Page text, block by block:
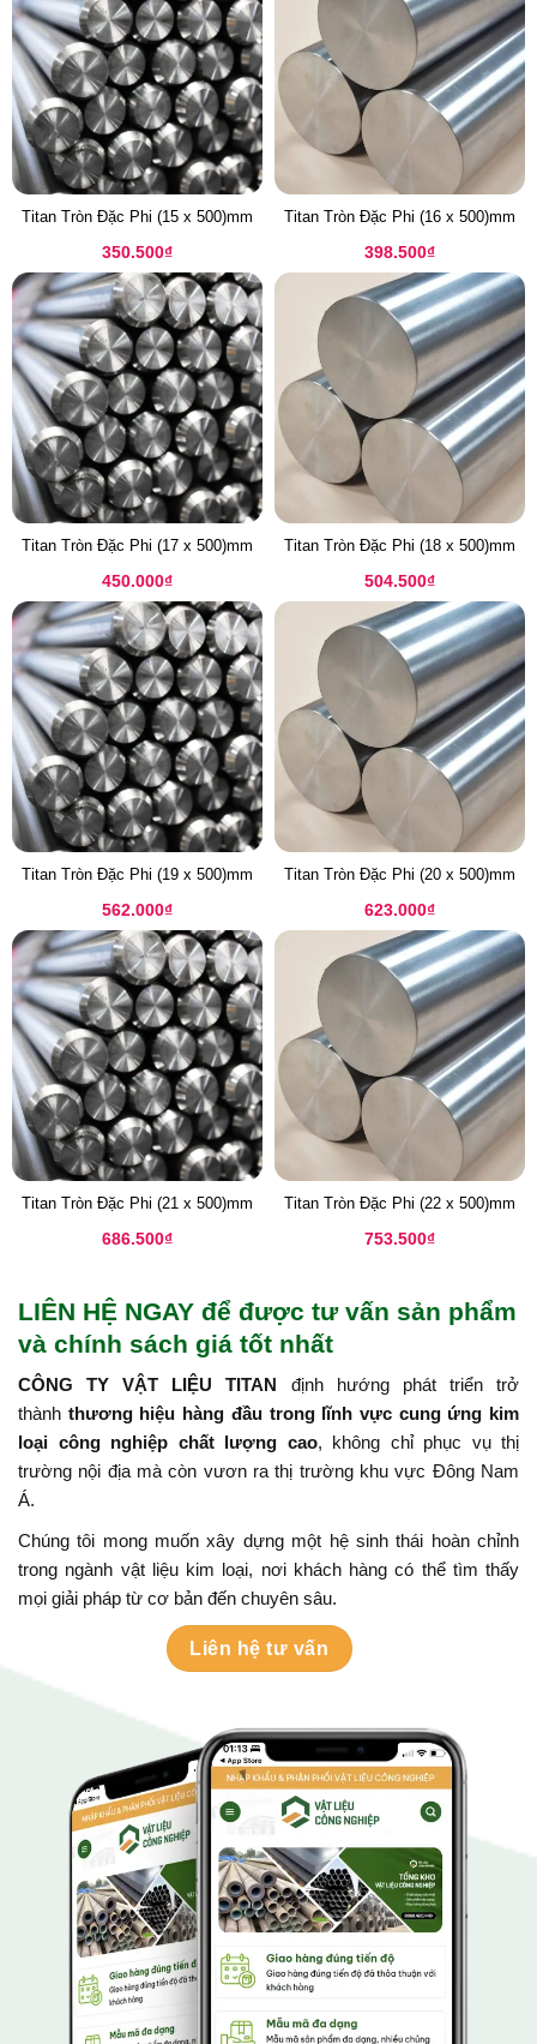
Titan Tròn Đặc Phi (15 x 500)mm
350.500₫
Titan Tròn Đặc Phi (16 x 500)mm
398.500₫
Titan Tròn Đặc Phi (17 x 500)mm
450.000₫
Titan Tròn Đặc Phi (18 x 500)mm
504.500₫
Titan Tròn Đặc Phi (19 x 500)mm
562.000₫
Titan Tròn Đặc Phi (20 x 500)mm
623.000₫
Titan Tròn Đặc Phi (21 x 500)mm
686.500₫
Titan Tròn Đặc Phi (22 x 500)mm
753.500₫
LIÊN HỆ NGAY để được tư vấn sản phẩm
và chính sách giá tốt nhất
CÔNG TY VẬT LIỆU TITAN định hướng phát triển trở
thành thương hiệu hàng đầu trong lĩnh vực cung ứng kim
loại công nghiệp chất lượng cao, không chỉ phục vụ thị
trường nội địa mà còn vươn ra thị trường khu vực Đông Nam
Á.
Chúng tôi mong muốn xây dựng một hệ sinh thái hoàn chỉnh
trong ngành vật liệu kim loại, nơi khách hàng có thể tìm thấy
mọi giải pháp từ cơ bản đến chuyên sâu.
Liên hệ tư vấn